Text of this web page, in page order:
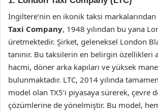
İngiltere’nin en ikonik taksi
Taxi Company, 1948 yılından bu yana
üretmektedir. Şirket, geleneksel London
tanınır. Bu taksilerin en belirgin özellikleri
hacmi, döner arka kapıları ve yüksek
bulunmaktadır. LTC, 2014 yılında
model olan TX5’i piyasaya sürerek, çevre
çözümlerine de yönelmiştir. Bu model,